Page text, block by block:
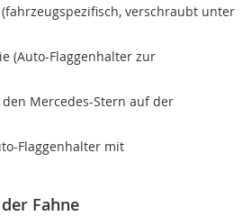
(fahrzeugspezifisch, verschraubt unter
(Auto-Flaggenhalter zur
Mercedes-Stern auf der
Flaggenhalter mit
Fahne